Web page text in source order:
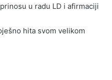
u radu LD i afirmaciji
hita svom velikom